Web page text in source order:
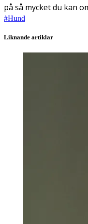
på så mycket du kan
#Hund
Liknande artiklar